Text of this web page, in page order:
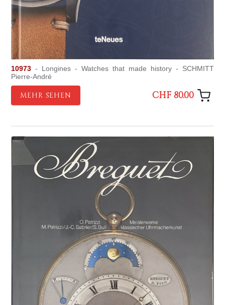
10973 - Longines - Watches that made history - SCHMITT
Pierre-André
MEHR SEHEN CHF 80.00